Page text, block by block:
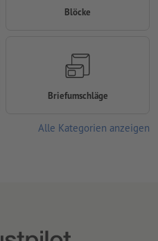
Blöcke
Briefumschläge
Alle Kategorien anzeigen